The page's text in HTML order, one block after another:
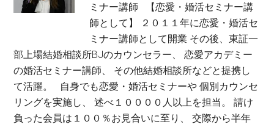
ミナー講師 【恋愛・婚活セミナー講
師として】 ２０１１年に恋愛・婚活セ
ミナー講師として開業 その後、東証一
部上場結婚相談所BJのカウンセラー、 恋愛アカデミー
の婚活セミナー講師、 その他結婚相談所などと提携し
て活躍。 自身でも恋愛・婚活セミナーや 個別カウンセ
リングを実施し、 述べ１００００人以上を担当。 請け
負った会員は１００％お見合いに至り、 交際から半年